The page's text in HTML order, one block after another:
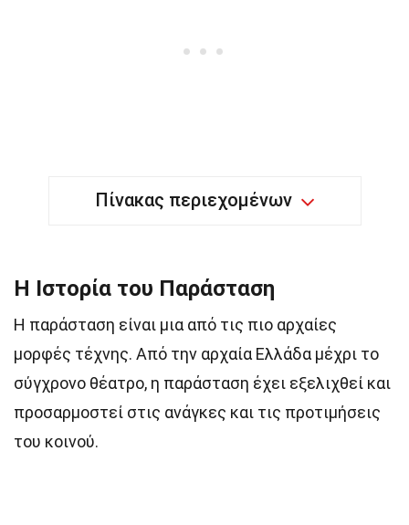
Πίνακας περιεχομένων
Η Ιστορία του Παράσταση
Η παράσταση είναι μια από τις πιο αρχαίες
μορφές τέχνης. Από την αρχαία Ελλάδα μέχρι το
σύγχρονο θέατρο, η παράσταση έχει εξελιχθεί και
προσαρμοστεί στις ανάγκες και τις προτιμήσεις
του κοινού.